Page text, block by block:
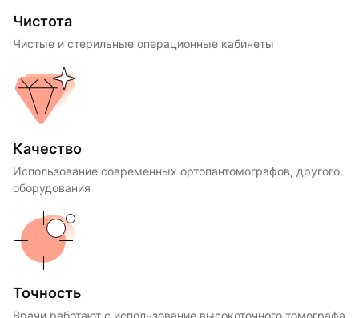
Чистота
Чистые и стерильные операционные кабинеты
Качество
Использование современных ортопантомографов, другого
оборудования
Точность